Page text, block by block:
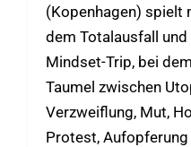
(Kopenhagen) spielt
dem Totalausfall
Mindset-Trip, bei
Taumel zwischen
Verzweiflung, Mut,
Protest,